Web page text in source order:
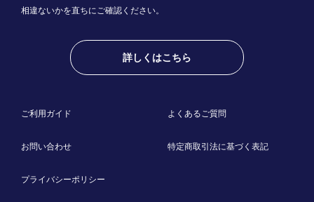
相違ないかを直ちにご確認ください。
詳しくはこちら
ご利用ガイド よくあるご質問
お問い合わせ 特定商取引法に基づく表記
プライバシーポリシー